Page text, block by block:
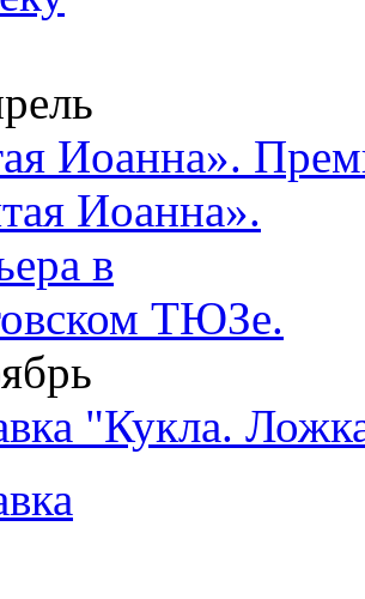
Иоанна».
"Кукла.